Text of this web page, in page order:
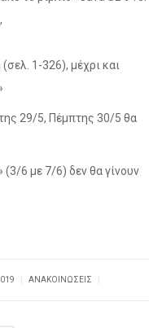
1-326), μέχρι και
29/5, Πέμπτης 30/5 θα
6 με 7/6) δεν θα γίνουν
ΑΝΑΚΟΙΝΏΣΕΙΣ